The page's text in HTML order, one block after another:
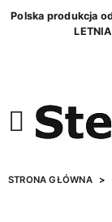
Polska produkcja
STRONA GŁÓWNA